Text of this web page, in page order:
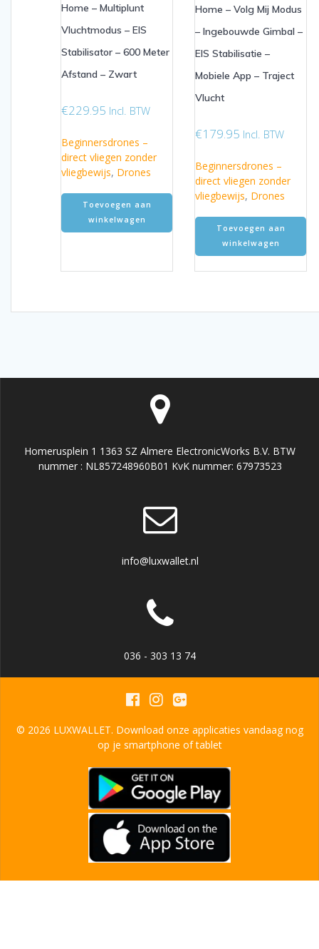
Home – Multiplunt
Vluchtmodus – EIS
Stabilisator – 600 Meter
Afstand – Zwart
€229.95 Incl. BTW
Beginnersdrones –
direct vliegen zonder
vliegbewijs, Drones
Toevoegen aan
winkelwagen
Home – Volg Mij Modus
– Ingebouwde Gimbal –
EIS Stabilisatie –
Mobiele App – Traject
Vlucht
€179.95 Incl. BTW
Beginnersdrones –
direct vliegen zonder
vliegbewijs, Drones
Toevoegen aan
winkelwagen
Homerusplein 1 1363 SZ Almere ElectronicWorks B.V. BTW
nummer : NL857248960B01 KvK nummer: 67973523
info@luxwallet.nl
036 - 303 13 74
© 2026 LUXWALLET. Download onze applicaties vandaag nog
op je smartphone of tablet